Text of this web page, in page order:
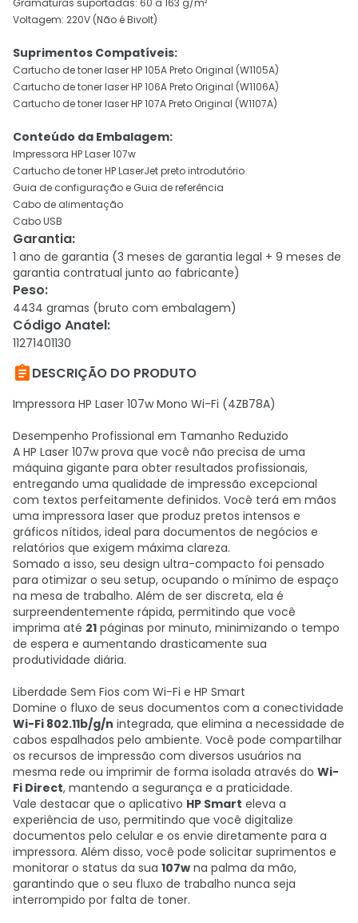
Gramaturas suportadas: 60 a 163 g/m²
Voltagem: 220V (Não é Bivolt)
Suprimentos Compatíveis:
Cartucho de toner laser HP 105A Preto Original (W1105A)
Cartucho de toner laser HP 106A Preto Original (W1106A)
Cartucho de toner laser HP 107A Preto Original (W1107A)
Conteúdo da Embalagem:
Impressora HP Laser 107w
Cartucho de toner HP LaserJet preto introdutório
Guia de configuração e Guia de referência
Cabo de alimentação
Cabo USB
Garantia:
1 ano de garantia (3 meses de garantia legal + 9 meses de
garantia contratual junto ao fabricante)
Peso:
4434 gramas (bruto com embalagem)
Código Anatel:
11271401130
DESCRIÇÃO DO PRODUTO
Impressora HP Laser 107w Mono Wi-Fi (4ZB78A)
Desempenho Profissional em Tamanho Reduzido
A HP Laser 107w prova que você não precisa de uma
máquina gigante para obter resultados profissionais,
entregando uma qualidade de impressão excepcional
com textos perfeitamente definidos. Você terá em mãos
uma impressora laser que produz pretos intensos e
gráficos nítidos, ideal para documentos de negócios e
relatórios que exigem máxima clareza.
Somado a isso, seu design ultra-compacto foi pensado
para otimizar o seu setup, ocupando o mínimo de espaço
na mesa de trabalho. Além de ser discreta, ela é
surpreendentemente rápida, permitindo que você
imprima até 21 páginas por minuto, minimizando o tempo
de espera e aumentando drasticamente sua
produtividade diária.
Liberdade Sem Fios com Wi-Fi e HP Smart
Domine o fluxo de seus documentos com a conectividade
Wi-Fi 802.11b/g/n integrada, que elimina a necessidade de
cabos espalhados pelo ambiente. Você pode compartilhar
os recursos de impressão com diversos usuários na
mesma rede ou imprimir de forma isolada através do Wi-
Fi Direct, mantendo a segurança e a praticidade.
Vale destacar que o aplicativo HP Smart eleva a
experiência de uso, permitindo que você digitalize
documentos pelo celular e os envie diretamente para a
impressora. Além disso, você pode solicitar suprimentos e
monitorar o status da sua 107w na palma da mão,
garantindo que o seu fluxo de trabalho nunca seja
interrompido por falta de toner.